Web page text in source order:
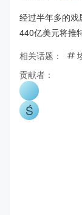
经过半年多的
440亿美元将推
相关话题：
贡献者：
Ś